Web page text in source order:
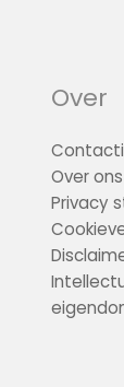
Over
Over ons
Privacy